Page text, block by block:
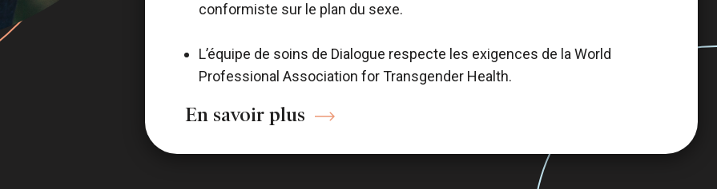
conformiste sur le plan du sexe.
L’équipe de soins de Dialogue respecte les exigences de la World
Professional Association for Transgender Health.
En savoir plus